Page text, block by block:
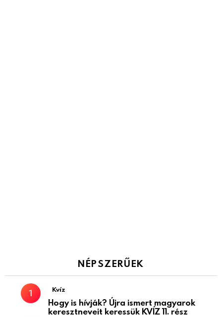
NÉPSZERŰEK
Kvíz
Hogy is hívják? Újra ismert magyarok
keresztneveit keressük KVÍZ 11. rész